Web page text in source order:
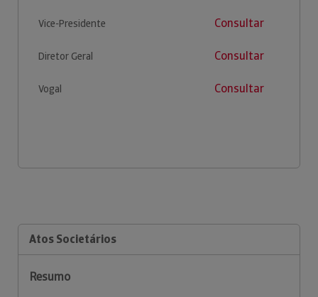
Vice-Presidente Consultar
Diretor Geral Consultar
Vogal Consultar
Atos Societários
Resumo